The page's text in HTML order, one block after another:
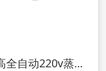
志高全自动220v蒸饭机蒸饭柜商用蒸饭车小型燃气蒸包炉电蒸箱家用